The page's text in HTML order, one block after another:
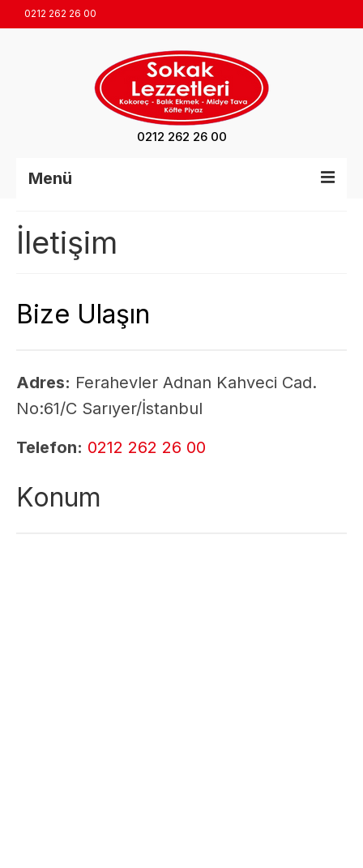
0212 262 26 00
0212 262 26 00
Menü
Hakkımızda
İletişim
İletişim
Bize Ulaşın
Adres: Ferahevler Adnan Kahveci Cad.
No:61/C Sarıyer/İstanbul
Telefon: 0212 262 26 00
Konum